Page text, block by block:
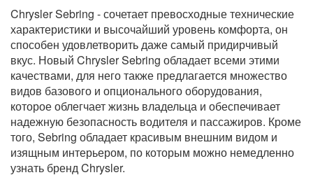
Chrysler Sebring - сочетает превосходные технические
характеристики и высочайший уровень комфорта, он
способен удовлетворить даже самый придирчивый
вкус. Новый Chrysler Sebring обладает всеми этими
качествами, для него также предлагается множество
видов базового и опционального оборудования,
которое облегчает жизнь владельца и обеспечивает
надежную безопасность водителя и пассажиров. Кроме
того, Sebring обладает красивым внешним видом и
изящным интерьером, по которым можно немедленно
узнать бренд Chrysler.